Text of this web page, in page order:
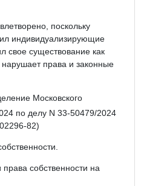
поскольку
индивидуализирующие
свое существование как
права и законные
Московского
по делу N 33-50479/2024
82)
собственности на